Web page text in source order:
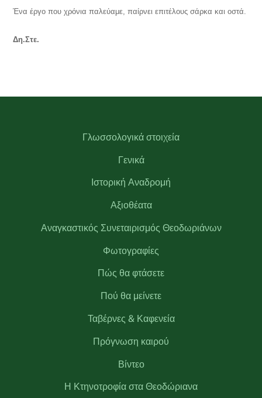
Ένα έργο που χρόνια παλεύαμε, παίρνει επιτέλους σάρκα και οστά.
Δη.Στε.
Γλωσσολογικά στοιχεία
Γενικά
Ιστορική Αναδρομή
Αξιοθέατα
Αναγκαστικός Συνεταιρισμός Θεοδωριάνων
Φωτογραφίες
Πώς θα φτάσετε
Πού θα μείνετε
Ταβέρνες & Καφενεία
Πρόγνωση καιρού
Βίντεο
Η Κτηνοτροφία στα Θεοδώριανα